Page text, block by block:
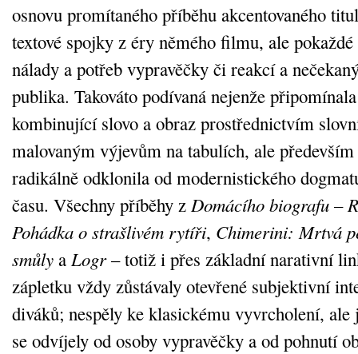
osnovu promítaného příběhu akcentovaného
textové spojky z éry němého filmu, ale
nálady a potřeb vypravěčky či reakcí a
publika. Takováto podívaná nejenže
kombinující slovo a obraz prostřednictvím
malovaným výjevům na tabulích, ale
radikálně odklonila od modernistického
času. Všechny příběhy z Domácího biografu –
Pohádka o strašlivém rytíři, Chimerini: Mrtvá
smůly a Logr– totiž i přes základní narativní
zápletku vždy zůstávaly otevřené subjektivní
diváků; nespěly ke klasickému vyvrcholení, ale
se odvíjely od osoby vypravěčky a od pohnutí